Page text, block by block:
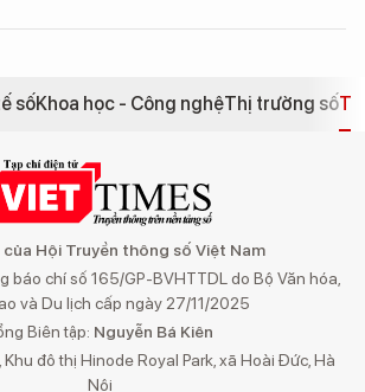
sốKhoa học - Công nghệThị trường số
của Hội Truyền thông số Việt Nam
báo chí số 165/GP-BVHTTDL do Bộ Văn hóa,
và Du lịch cấp ngày 27/11/2025
Biên tập: Nguyễn Bá Kiên
Khu đô thị Hinode Royal Park, xã Hoài Đức, Hà
Nội